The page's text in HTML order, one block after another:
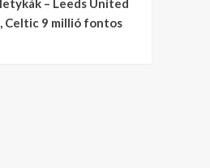
– Leeds United
Celtic 9 millió fontos